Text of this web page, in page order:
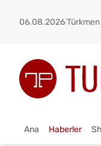
06.08.2026Türkmen
Ana Haberler